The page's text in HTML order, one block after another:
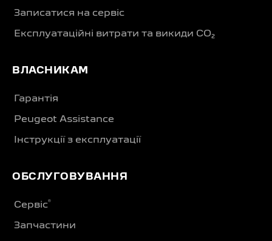
Записатися на сервіс
Експлуатаційні витрати та викиди CO₂
ВЛАСНИКАМ
Гарантія
Peugeot Assistance
Інструкції з експлуатації
ОБСЛУГОВУВАННЯ
Сервіс®
Запчастини